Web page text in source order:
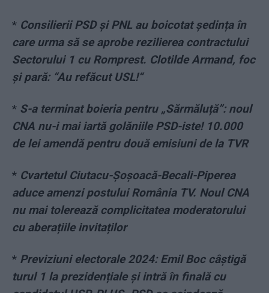
* Consilierii PSD și PNL au boicotat ședința în
care urma să se aprobe rezilierea contractului
Sectorului 1 cu Romprest. Clotilde Armand, foc
și pară: “Au refăcut USL!“
* S-a terminat boieria pentru „Sărmăluță”: noul
CNA nu-i mai iartă golăniile PSD-iste! 10.000
de lei amendă pentru două emisiuni de la TVR
* Cvartetul Ciutacu-Șoșoacă-Becali-Piperea
aduce amenzi postului România TV. Noul CNA
nu mai tolerează complicitatea moderatorului
cu aberațiile invitaților
* Previziuni electorale 2024: Emil Boc câștigă
turul 1 la prezidențiale și intră în finală cu